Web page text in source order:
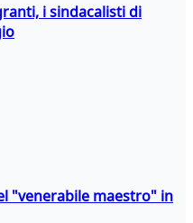
i sindacalisti di
"venerabile maestro" in